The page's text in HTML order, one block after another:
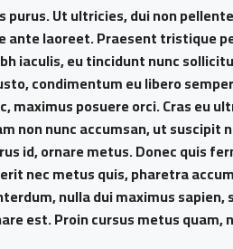
Ut ultricies, dui non
laoreet. Praesent tristique
iaculis, eu tincidunt nunc
condimentum eu libero
maximus posuere orci. Cras eu
non nunc accumsan, ut
id, ornare metus. Donec quis
nec metus quis, pharetra
nulla dui maximus
est. Proin cursus metus